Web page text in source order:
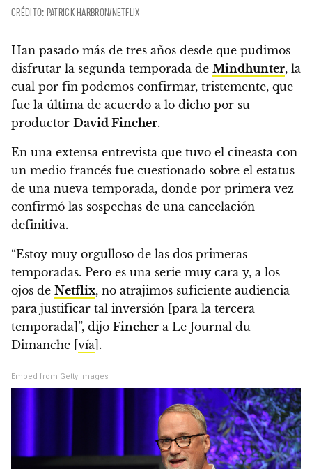
CRÉDITO: PATRICK HARBRON/NETFLIX
Han pasado más de tres años desde que pudimos
disfrutar la segunda temporada de Mindhunter, la
cual por fin podemos confirmar, tristemente, que
fue la última de acuerdo a lo dicho por su
productor David Fincher.
En una extensa entrevista que tuvo el cineasta con
un medio francés fue cuestionado sobre el estatus
de una nueva temporada, donde por primera vez
confirmó las sospechas de una cancelación
definitiva.
“Estoy muy orgulloso de las dos primeras
temporadas. Pero es una serie muy cara y, a los
ojos de Netflix, no atrajimos suficiente audiencia
para justificar tal inversión [para la tercera
temporada]”, dijo Fincher a Le Journal du
Dimanche [vía].
Embed from Getty Images